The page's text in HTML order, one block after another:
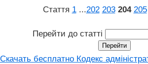
Стаття 1 ...202 203 204 205
Перейти до статті
Скачать бесплатно Кодекс